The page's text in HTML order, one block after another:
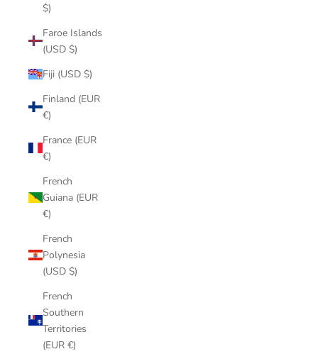
$)
Faroe Islands
(USD $)
Fiji (USD $)
Finland (EUR
€)
France (EUR
€)
French
Guiana (EUR
€)
French
Polynesia
(USD $)
French
Southern
Territories
(EUR €)